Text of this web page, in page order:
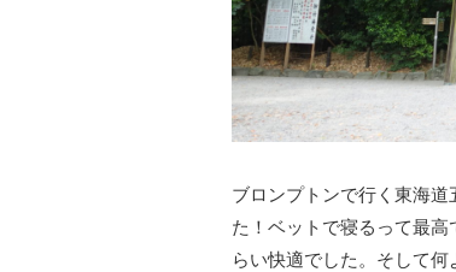
ブロンプトンで行く東海
た！ベットで寝るって最
らい快適でした。そして何